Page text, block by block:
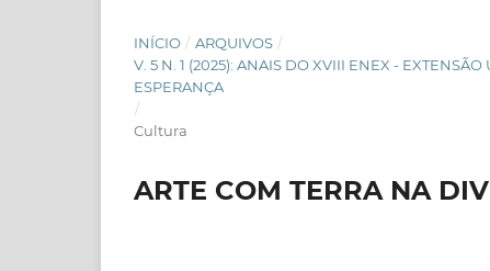
INÍCIO / ARQUIVOS /
V. 5 N. 1 (2025): ANAIS DO XVIII ENEX -
ESPERANÇA
/
Cultura
ARTE COM TERRA NA